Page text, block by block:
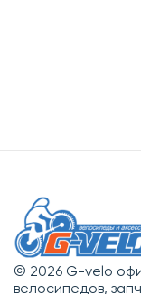
© 2026 G-velo
велосипедов,